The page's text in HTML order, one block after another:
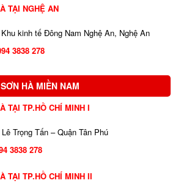
TẠI NGHỆ AN
kinh tế Đông Nam Nghệ An, Nghệ An
3838 278
SƠN HÀ MIỀN NAM
TẠI TP.HỒ CHÍ MINH I
Trọng Tấn – Quận Tân Phú
3838 278
TẠI TP.HỒ CHÍ MINH II